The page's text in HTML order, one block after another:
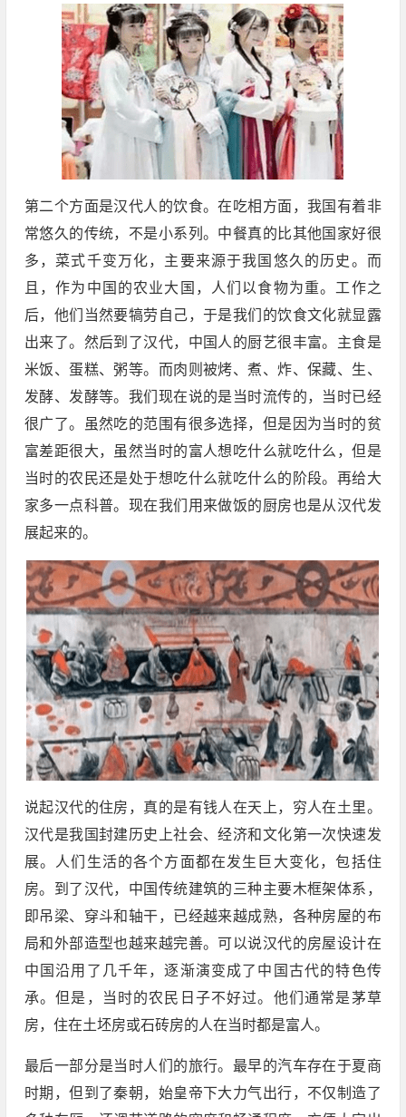
第二个方面是汉代人的饮食。在吃相方面，我国有着非
常悠久的传统，不是小系列。中餐真的比其他国家好很
多，菜式千变万化，主要来源于我国悠久的历史。而
且，作为中国的农业大国，人们以食物为重。工作之
后，他们当然要犒劳自己，于是我们的饮食文化就显露
出来了。然后到了汉代，中国人的厨艺很丰富。主食是
米饭、蛋糕、粥等。而肉则被烤、煮、炸、保藏、生、
发酵、发酵等。我们现在说的是当时流传的，当时已经
很广了。虽然吃的范围有很多选择，但是因为当时的贫
富差距很大，虽然当时的富人想吃什么就吃什么，但是
当时的农民还是处于想吃什么就吃什么的阶段。再给大
家多一点科普。现在我们用来做饭的厨房也是从汉代发
展起来的。
说起汉代的住房，真的是有钱人在天上，穷人在土里。
汉代是我国封建历史上社会、经济和文化第一次快速发
展。人们生活的各个方面都在发生巨大变化，包括住
房。到了汉代，中国传统建筑的三种主要木框架体系，
即吊梁、穿斗和轴干，已经越来越成熟，各种房屋的布
局和外部造型也越来越完善。可以说汉代的房屋设计在
中国沿用了几千年，逐渐演变成了中国古代的特色传
承。但是，当时的农民日子不好过。他们通常是茅草
房，住在土坯房或石砖房的人在当时都是富人。
最后一部分是当时人们的旅行。最早的汽车存在于夏商
时期，但到了秦朝，始皇帝下大力气出行，不仅制造了